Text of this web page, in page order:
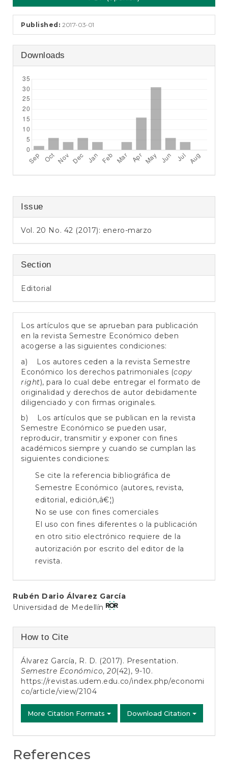
Published:2017-03-01
Downloads
Issue
Vol. 20 No. 42 (2017): enero-marzo
Section
Editorial
Los artículos que se aprueban para publicación
en la revista Semestre Económico deben
acogerse a las siguientes condiciones:
a) Los autores ceden a la revista Semestre
Económico los derechos patrimoniales (copy
right), para lo cual debe entregar el formato de
originalidad y derechos de autor debidamente
diligenciado y con firmas originales.
b) Los artículos que se publican en la revista
Semestre Económico se pueden usar,
reproducir, transmitir y exponer con fines
académicos siempre y cuando se cumplan las
siguientes condiciones:
Se cite la referencia bibliográfica de
Semestre Económico (autores, revista,
editorial, edición,â€¦)
No se use con fines comerciales
El uso con fines diferentes o la publicación
en otro sitio electrónico requiere de la
autorización por escrito del editor de la
revista.
Main
Article
Content
Rubén Dario Álvarez García
Universidad de Medellín
Article
Details
How to Cite
Álvarez García, R. D. (2017). Presentation.
Semestre Económico,20(42), 9-10.
https://revistas.udem.edu.co/index.php/economi
co/article/view/2104
More Citation Formats Download Citation
References